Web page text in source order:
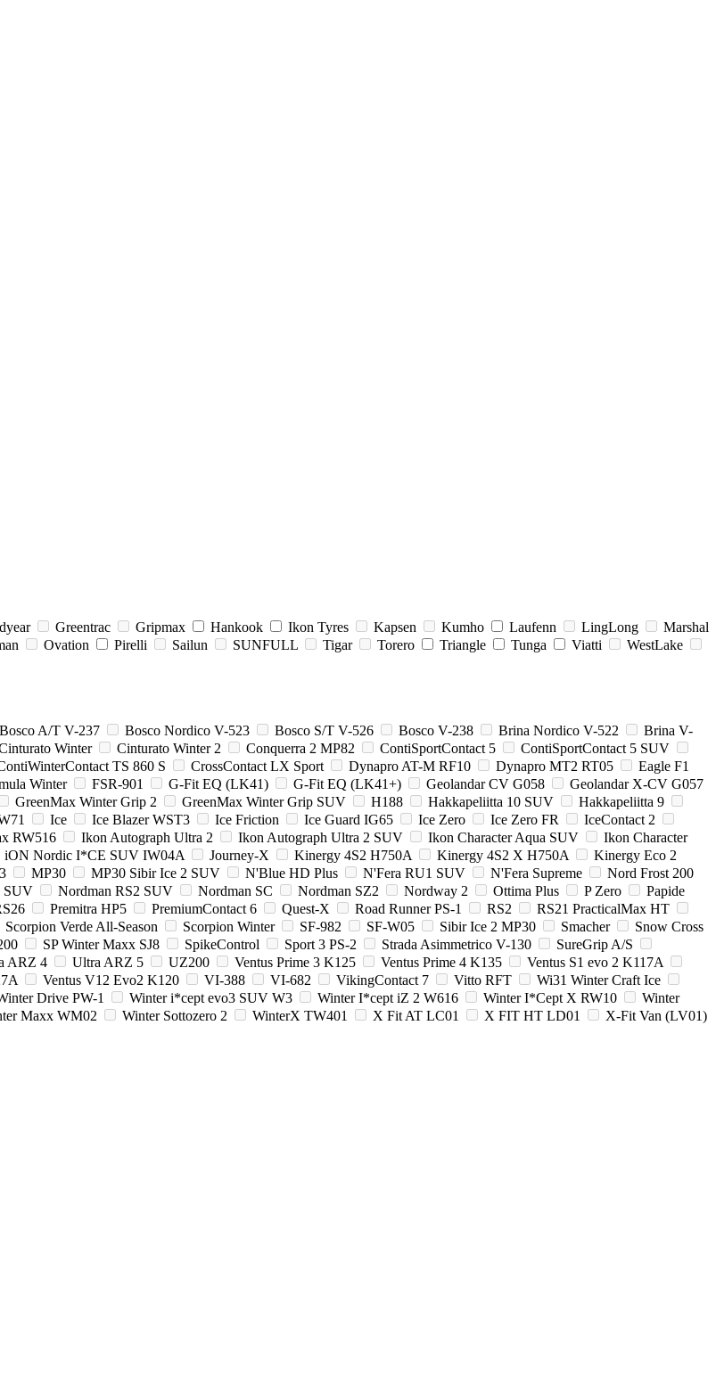
Greentrac Gripmax Hankook Ikon Tyres Kapsen Kumho Laufenn LingLong
Marshal
Ovation Pirelli Sailun SUNFULL Tigar Torero Triangle Tunga Viatti
WestLake
Bosco A/T V-237 Bosco Nordico V-523 Bosco S/T V-526 Bosco V-238 Brina Nordico V-522
Brina V-
Winter Cinturato Winter 2 Conquerra 2 MP82 ContiSportContact 5
ContiSportContact 5 SUV
TS 860 S CrossContact LX Sport Dynapro AT-M RF10 Dynapro MT2 RT05
Eagle F1
Winter FSR-901 G-Fit EQ (LK41) G-Fit EQ (LK41+) Geolandar CV G058
Geolandar X-CV G057
GreenMax Winter Grip 2 GreenMax Winter Grip SUV H188 Hakkapeliitta 10 SUV
Hakkapeliitta 9
Ice Ice Blazer WST3 Ice Friction Ice Guard IG65 Ice Zero Ice Zero FR
IceContact 2
RW516 Ikon Autograph Ultra 2 Ikon Autograph Ultra 2 SUV Ikon Character Aqua SUV
Ikon Character
iON Nordic I*CE SUV IW04A Journey-X Kinergy 4S2 H750A Kinergy 4S2 X H750A
Kinergy Eco 2
MP30 MP30 Sibir Ice 2 SUV N'Blue HD Plus N'Fera RU1 SUV N'Fera Supreme
Nord Frost 200
SUV Nordman RS2 SUV Nordman SC Nordman SZ2 Nordway 2 Ottima Plus P Zero
Papide
Premitra HP5 PremiumContact 6 Quest-X Road Runner PS-1 RS2
RS21 PracticalMax HT
Scorpion Verde All-Season Scorpion Winter SF-982 SF-W05 Sibir Ice 2 MP30 Smacher
Snow Cross
SP Winter Maxx SJ8 SpikeControl Sport 3 PS-2 Strada Asimmetrico V-130
SureGrip A/S
ARZ 4 Ultra ARZ 5 UZ200 Ventus Prime 3 K125 Ventus Prime 4 K135
Ventus S1 evo 2 K117A
Ventus V12 Evo2 K120 VI-388 VI-682 VikingContact 7 Vitto RFT
Wi31 Winter Craft Ice
Drive PW-1 Winter i*cept evo3 SUV W3 Winter I*cept iZ 2 W616 Winter I*Cept X RW10
Winter
Maxx WM02 Winter Sottozero 2 WinterX TW401 X Fit AT LC01 X FIT HT LD01
X-Fit Van (LV01)